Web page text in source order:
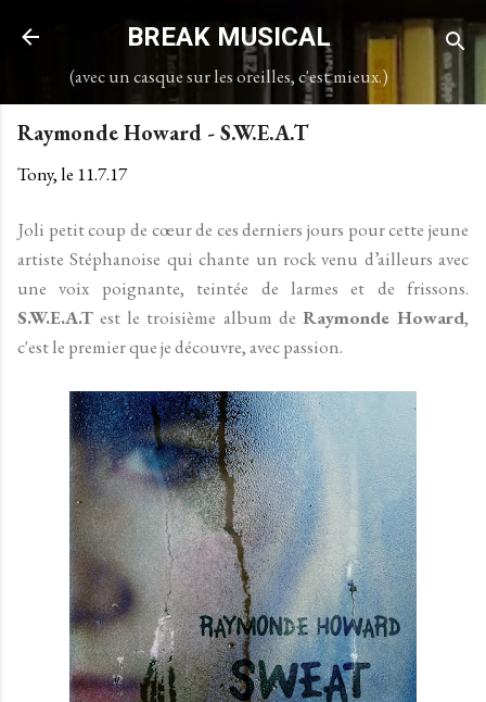
Accéder au contenu principal
BREAK MUSICAL
(avec un casque sur les oreilles, c'est mieux.)
Raymonde Howard - S.W.E.A.T
Tony, le 11.7.17
Joli petit coup de cœur de ces derniers jours pour cette jeune
artiste Stéphanoise qui chante un rock venu d’ailleurs avec
une voix poignante, teintée de larmes et de frissons.
S.W.E.A.T est le troisième album de Raymonde Howard,
c'est le premier que je découvre, avec passion.